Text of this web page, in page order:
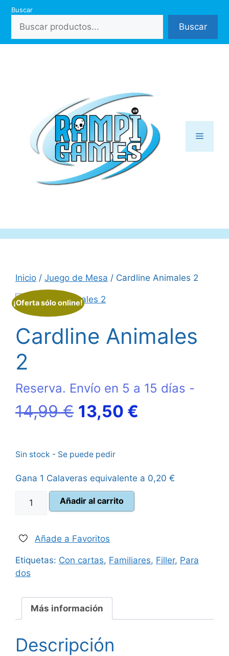
Saltar
contenido
Buscar
Buscar
Menú
Inicio / Juego de Mesa / Cardline Animales 2
¡Oferta sólo online!
Cardline Animales
2
Reserva. Envío en 5 a 15 días -
14,99€ El
original
era:
14,99 €.
13,50 €
es:
Sin stock - Se puede pedir
Gana 1 Calaveras equivalente a 0,20 €
Cardline
Animales
cantidad
Añadir al carrito
Añade a Favoritos
Etiquetas: Con cartas, Familiares, Filler, Para
dos
Más información
Descripción